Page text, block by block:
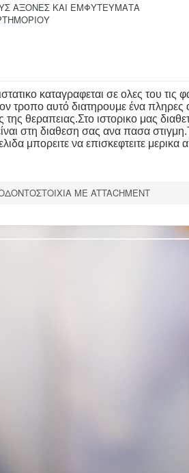
ΑΞΟΝΕΣ ΚΑΙ ΕΜΦΥΤΕΥΜΑΤΑ
καταγραφεται σε ολες του
τροπο αυτό διατηρουμε ένα πληρες
θεραπειας.Στο ιστορικο μας
στη διαθεση σας ανα πασα
μπορειτε να επισκεφτειτε μερικα
ΜΕ ATTACHMENT